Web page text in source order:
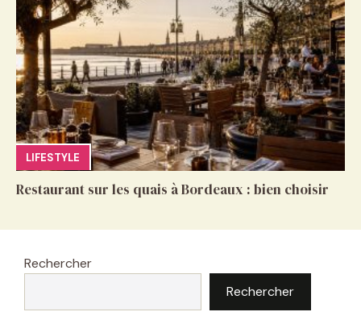
LIFESTYLE
Restaurant sur les quais à Bordeaux : bien choisir
Rechercher
Rechercher